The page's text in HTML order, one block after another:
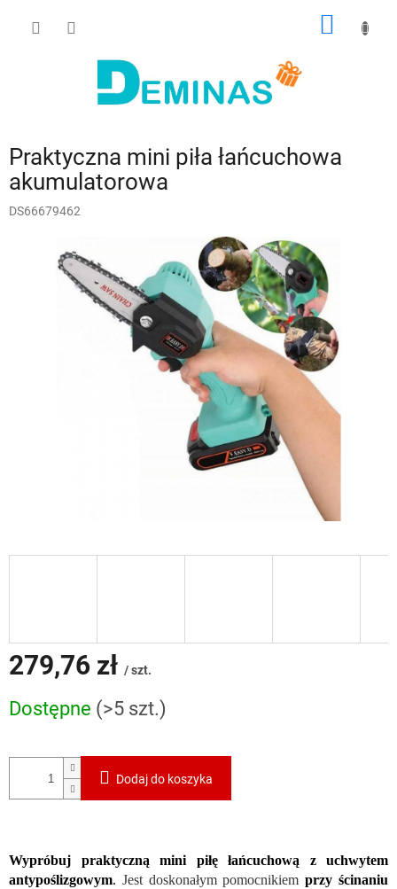
Praktyczna mini piła łańcuchowa
akumulatorowa
DS66679462
279,76 zł / szt.
jednostkowa:
Dostępne (>5 szt.)
Dodaj do koszyka
Wypróbuj praktyczną mini piłę łańcuchową z uchwytem
antypoślizgowym. Jest doskonałym pomocnikiemprzy ścinaniu